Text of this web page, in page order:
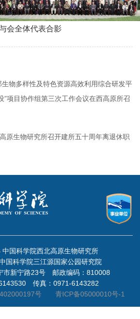
会全体代表合影
生物多样性及特色资源高效利用综合研发平
”项目协作组第三次工作会议在西高原所召
原生物研究所召开建所五十周年离退休职
中国科学院西北高原生物研究所
国科学院三江源国家公园研究院
市新宁路23号 邮政编码：810008
传真：0971-6143282
号
青ICP备05000010号-1